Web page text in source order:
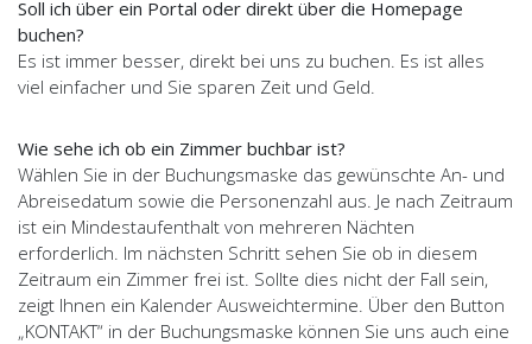
Soll ich über ein Portal oder direkt über die Homepage
buchen?
Es ist immer besser, direkt bei uns zu buchen. Es ist alles
viel einfacher und Sie sparen Zeit und Geld.
Wie sehe ich ob ein Zimmer buchbar ist?
Wählen Sie in der Buchungsmaske das gewünschte An- und
Abreisedatum sowie die Personenzahl aus. Je nach Zeitraum
ist ein Mindestaufenthalt von mehreren Nächten
erforderlich. Im nächsten Schritt sehen Sie ob in diesem
Zeitraum ein Zimmer frei ist. Sollte dies nicht der Fall sein,
zeigt Ihnen ein Kalender Ausweichtermine. Über den Button
„KONTAKT“ in der Buchungsmaske können Sie uns auch eine